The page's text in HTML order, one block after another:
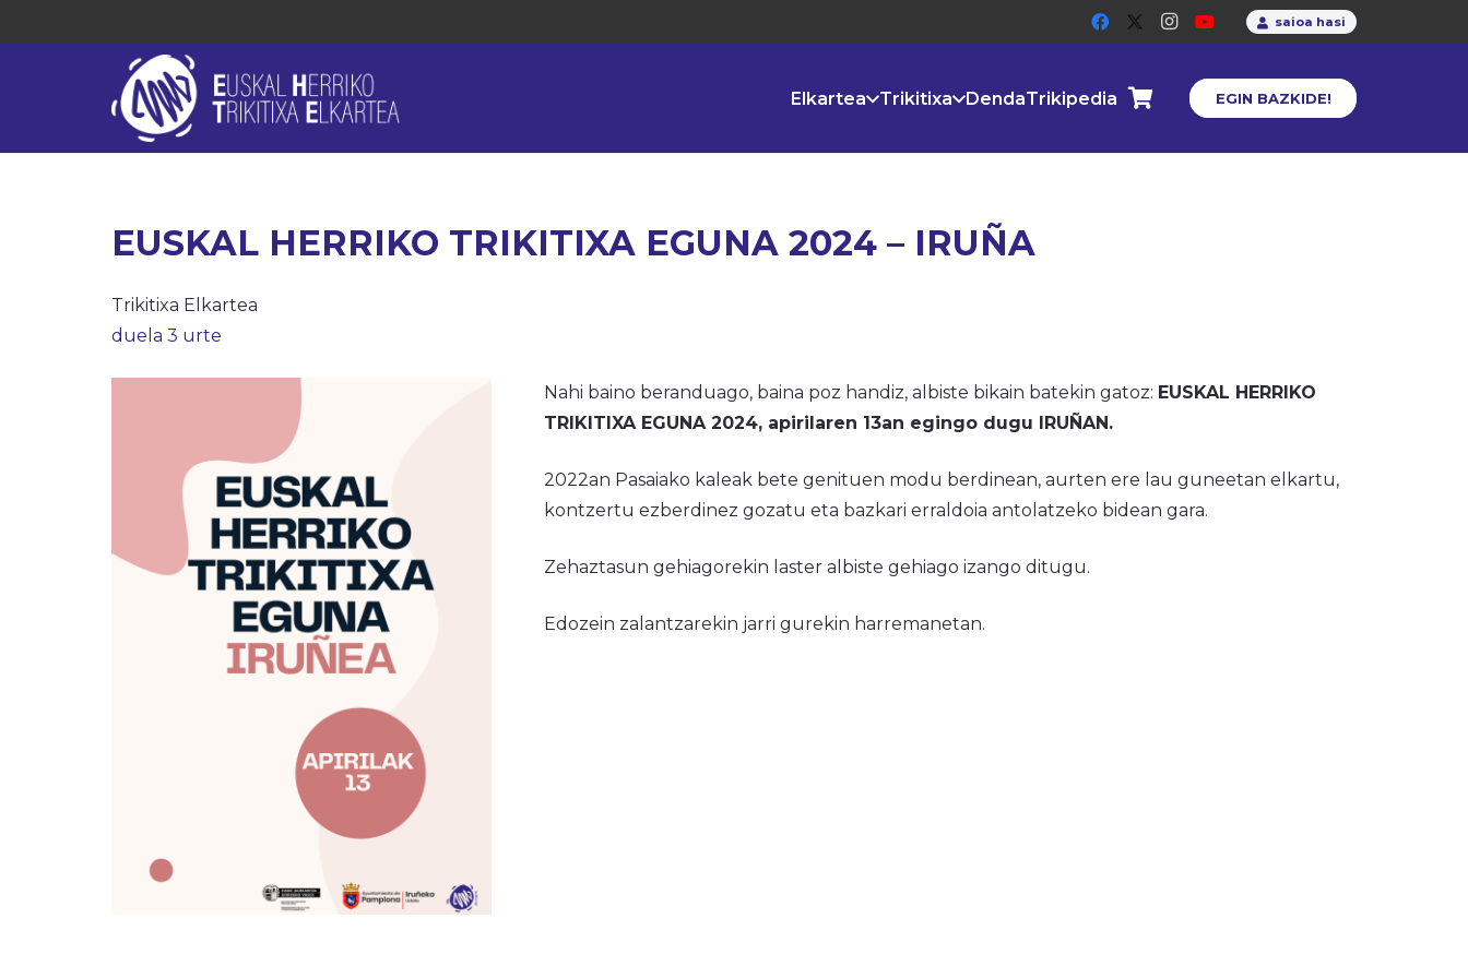
saioa hasi
Elkartea Trikitixa DendaTrikipedia EGIN BAZKIDE!
EUSKAL HERRIKO TRIKITIXA EGUNA 2024 – IRUÑA
Trikitixa Elkartea
duela 3 urte
Nahi baino beranduago, baina poz handiz, albiste bikain batekin gatoz: EUSKAL HERRIKO
TRIKITIXA EGUNA 2024, apirilaren 13an egingo dugu IRUÑAN.
2022an Pasaiako kaleak bete genituen modu berdinean, aurten ere lau guneetan elkartu,
kontzertu ezberdinez gozatu eta bazkari erraldoia antolatzeko bidean gara.
Zehaztasun gehiagorekin laster albiste gehiago izango ditugu.
Edozein zalantzarekin jarri gurekin harremanetan.